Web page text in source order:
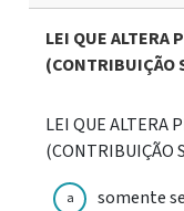
LEI QUE ALTERA
(CONTRIBUIÇÃO
LEI QUE ALTERA
(CONTRIBUIÇÃO
a somente